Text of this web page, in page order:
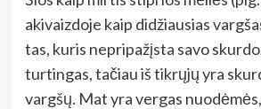
akivaizdoje kaip didžiausias
tas, kuris nepripažįsta savo
turtingas, tačiau iš tikrųjų yra
vargšų. Mat yra vergas